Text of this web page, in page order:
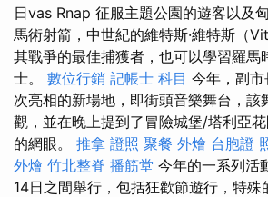
日vas Rnap 征服主題公園的遊客以及
馬術射箭，中世紀的維特斯·維特斯（
其戰爭的最佳捕獲者，也可以學習羅馬
士。 數位行銷 記帳士 科目 今年，副
次亮相的新場地，即街頭音樂舞台，該
觀，並在晚上提到了冒險城堡/塔利亞
的網眼。 推拿 證照 聚餐 外燴 台胞證
外燴 竹北整脊 播筋堂 今年的一系列活
14日之間舉行，包括狂歡節遊行，特殊